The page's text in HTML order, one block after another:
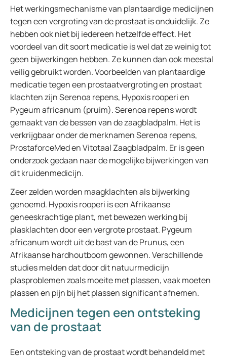
Het werkingsmechanisme van plantaardige medicijnen
tegen een vergroting van de prostaat is onduidelijk. Ze
hebben ook niet bij iedereen hetzelfde effect. Het
voordeel van dit soort medicatie is wel dat ze weinig tot
geen bijwerkingen hebben. Ze kunnen dan ook meestal
veilig gebruikt worden. Voorbeelden van plantaardige
medicatie tegen een prostaatvergroting en prostaat
klachten zijn Serenoa repens, Hypoxis rooperi en
Pygeum africanum (pruim). Serenoa repens wordt
gemaakt van de bessen van de zaagbladpalm. Het is
verkrijgbaar onder de merknamen Serenoa repens,
ProstaforceMed en Vitotaal Zaagbladpalm. Er is geen
onderzoek gedaan naar de mogelijke bijwerkingen van
dit kruidenmedicijn.
Zeer zelden worden maagklachten als bijwerking
genoemd. Hypoxis rooperi is een Afrikaanse
geneeskrachtige plant, met bewezen werking bij
plasklachten door een vergrote prostaat. Pygeum
africanum wordt uit de bast van de Prunus, een
Afrikaanse hardhoutboom gewonnen. Verschillende
studies melden dat door dit natuurmedicijn
plasproblemen zoals moeite met plassen, vaak moeten
plassen en pijn bij het plassen significant afnemen.
Medicijnen tegen een ontsteking
van de prostaat
Een ontsteking van de prostaat wordt behandeld met